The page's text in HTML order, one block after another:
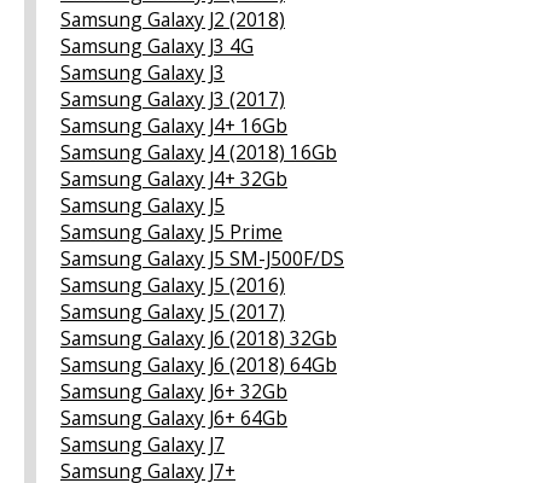
Samsung Galaxy J2 (2018)
Samsung Galaxy J3 4G
Samsung Galaxy J3
Samsung Galaxy J3 (2017)
Samsung Galaxy J4+ 16Gb
Samsung Galaxy J4 (2018) 16Gb
Samsung Galaxy J4+ 32Gb
Samsung Galaxy J5
Samsung Galaxy J5 Prime
Samsung Galaxy J5 SM-J500F/DS
Samsung Galaxy J5 (2016)
Samsung Galaxy J5 (2017)
Samsung Galaxy J6 (2018) 32Gb
Samsung Galaxy J6 (2018) 64Gb
Samsung Galaxy J6+ 32Gb
Samsung Galaxy J6+ 64Gb
Samsung Galaxy J7
Samsung Galaxy J7+